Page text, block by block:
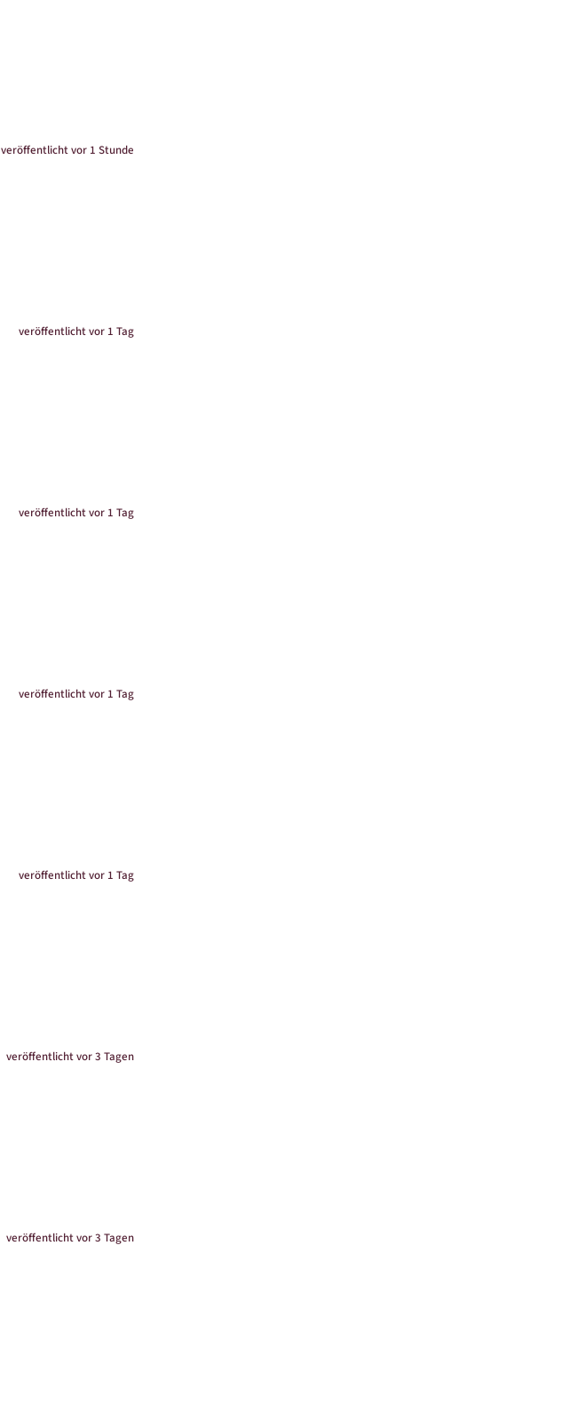
veröffentlicht vor 1 Stunde
veröffentlicht vor 1 Tag
veröffentlicht vor 1 Tag
veröffentlicht vor 1 Tag
veröffentlicht vor 1 Tag
veröffentlicht vor 3 Tagen
veröffentlicht vor 3 Tagen